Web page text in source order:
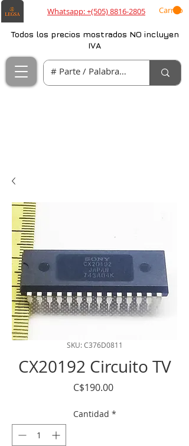
Whatsapp: +(505) 8816-2805 Carrito
Todos los precios mostrados NO incluyen
IVA
SKU: C376D0811
CX20192 Circuito TV
C$190.00Precio
Cantidad *